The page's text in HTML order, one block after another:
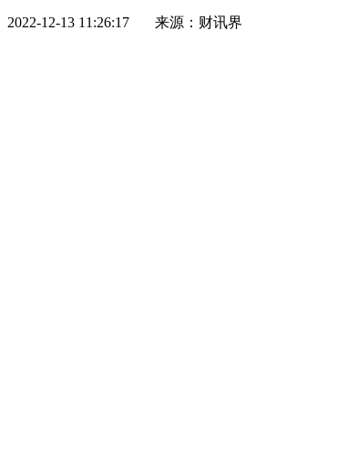
2022-12-13 11:26:17 来源：财讯界